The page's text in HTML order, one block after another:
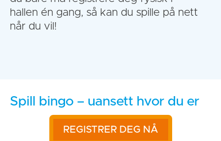
hallen én gang, så kan du spille på nett
når du vil!
Spill bingo – uansett hvor du er